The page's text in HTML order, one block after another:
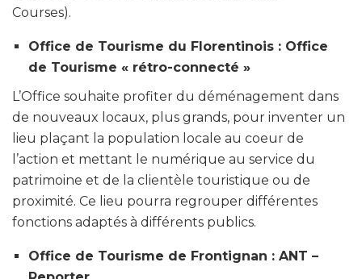
Courses).
Office de Tourisme du Florentinois : Office
de Tourisme « rétro-connecté »
L’Office souhaite profiter du déménagement dans
de nouveaux locaux, plus grands, pour inventer un
lieu plaçant la population locale au coeur de
l’action et mettant le numérique au service du
patrimoine et de la clientèle touristique ou de
proximité. Ce lieu pourra regrouper différentes
fonctions adaptés à différents publics.
Office de Tourisme de Frontignan : ANT –